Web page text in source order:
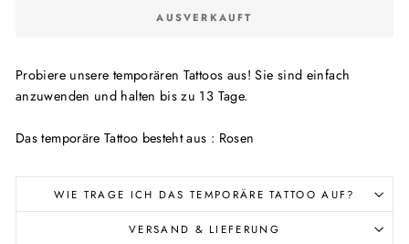
AUSVERKAUFT
Probiere unsere temporären Tattoos aus! Sie sind einfach
anzuwenden und halten bis zu 13 Tage.
Das temporäre Tattoo besteht aus : Rosen
WIE TRAGE ICH DAS TEMPORÄRE TATTOO AUF?
VERSAND & LIEFERUNG